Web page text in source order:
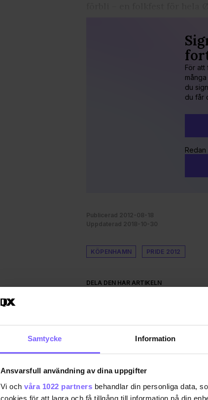
Samtycke Information
Ansvarsfull användning av dina uppgifter
Vi och våra 1022 partners behandlar din personliga data,
cookies för att lagra och få tillgång till information på din
För att
du
du får
Redan
Publicerad 2012-08-18
Uppdaterad 2018-10-30
KÖPENHAMN PRIDE 2012
DELA DEN HÄR ARTIKELN